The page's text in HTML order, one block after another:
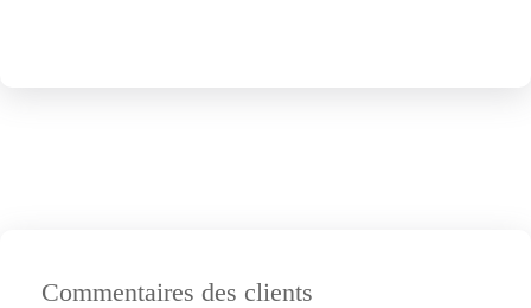
Commentaires des clients